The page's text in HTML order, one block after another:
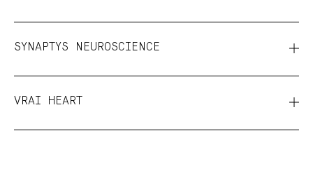
SYNAPTYS NEUROSCIENCE
VRAI HEART